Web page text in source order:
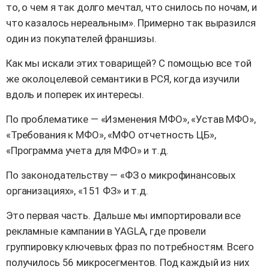
то, о чем я так долго мечтал, что снилось по ночам, и
что казалось нереальным». Примерно так выразился
один из покупателей франшизы.
Как мы искали этих товарищей? С помощью все той
же околоцелевой семантики в РСЯ, когда изучили
вдоль и поперек их интересы.
По проблематике — «Изменения МФО», «Устав МФО»,
«Требования к МФО», «МФО отчетность ЦБ»,
«Программа учета для МФО» и т.д.
По законодательству — «ФЗ о микрофинансовых
организациях», «151 ФЗ» и т.д.
Это первая часть. Дальше мы импортировали все
рекламные кампании в YAGLA, где провели
группировку ключевых фраз по потребностям. Всего
получилось 56 микросегментов. Под каждый из них